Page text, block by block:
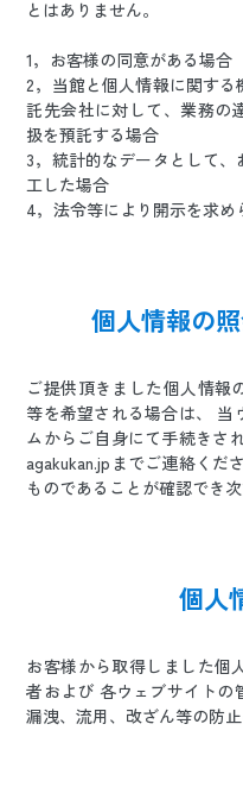
とはありません。
1，お客様の同意がある場合
2，当館と個人情報に関す
託先会社に対して、業務の
扱を預託する場合
3，統計的なデータとして
工した場合
4，法令等により開示を求め
個人情報の
ご提供頂きました個人情報
等を希望される場合は、 当
ムからご自身にて手続きさ
agakukan.jpまでご連絡くだ
ものであることが確認でき
個人
お客様から取得しました個
者および 各ウェブサイトの
漏洩、流用、改ざん等の防止